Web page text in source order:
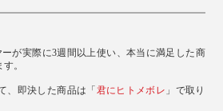
が実際に3週間以上使い、本当に満足した商
。
、即決した商品は「君にヒトメボレ 」で取り